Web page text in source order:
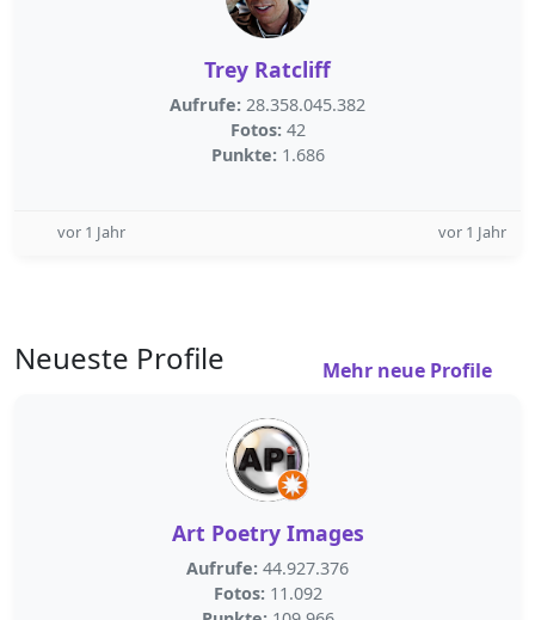
Trey Ratcliff
Aufrufe: 28.358.045.382
Fotos: 42
Punkte: 1.686
vor 1 Jahr vor 1 Jahr
Neueste Profile Mehr neue Profile
Art Poetry Images
Aufrufe: 44.927.376
Fotos: 11.092